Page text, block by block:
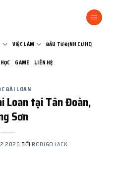
VIỆC LÀM ĐẦU TƯ ĐỊNH CƯ HQ
GAME LIÊN HỆ
ĐÀI LOAN
Loan tại Tân Đoàn,
Sơn
2 2026 BỞI RODIGO JACK